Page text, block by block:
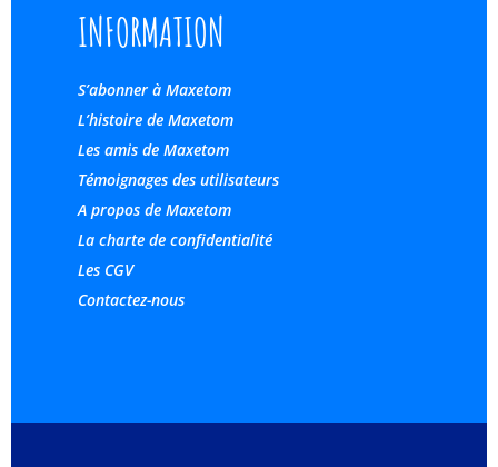
INFORMATION
S’abonner à Maxetom
L’histoire de Maxetom
Les amis de Maxetom
Témoignages des utilisateurs
A propos de Maxetom
La charte de confidentialité
Les CGV
Contactez-nous